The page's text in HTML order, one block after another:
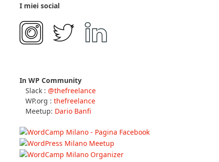
I miei social
In WP Community
Slack : @thefreelance
WP.org : thefreelance
Meetup: Dario Banfi